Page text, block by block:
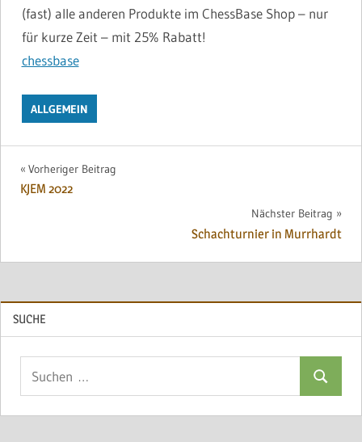
(fast) alle anderen Produkte im ChessBase Shop – nur
für kurze Zeit – mit 25% Rabatt!
chessbase
ALLGEMEIN
Beitragsnavigation
Vorheriger Beitrag
KJEM 2022
Nächster Beitrag
Schachturnier in Murrhardt
SUCHE
Suchen